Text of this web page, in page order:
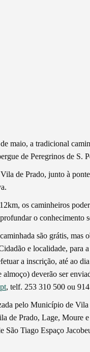
de Pesquisa
gerais
maio, a tradicional
de Peregrinos de S.
de Prado, junto à
os caminheiros
o conhecimento
são grátis, mas
e localidade,
a inscrição, até ao
deverão ser
, telf. 253 310 500 ou
pelo Município de Vila
de Prado, Lage, Moure
São Tiago Espaço